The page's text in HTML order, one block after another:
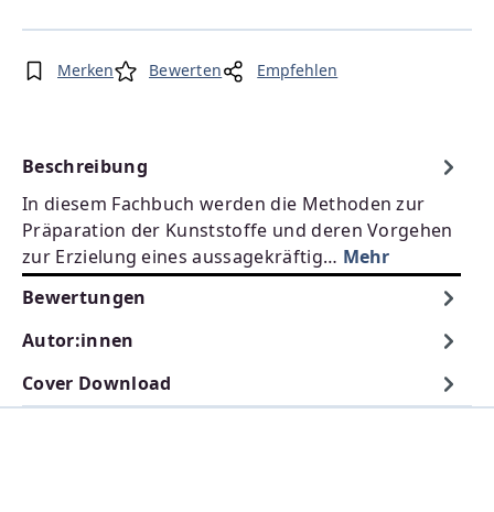
Merken Bewerten Empfehlen
Beschreibung
In diesem Fachbuch werden die Methoden zur
Präparation der Kunststoffe und deren Vorgehen
zur Erzielung eines aussagekräftig… Mehr
Bewertungen
Autor:innen
Cover Download